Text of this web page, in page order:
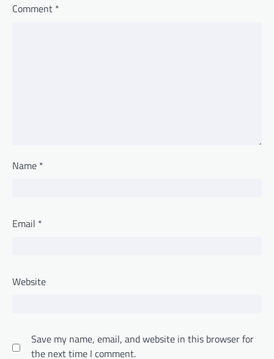
Comment *
Name *
Email *
Website
Save my name, email, and website in this browser for
the next time I comment.